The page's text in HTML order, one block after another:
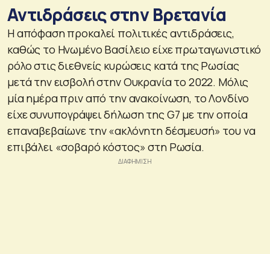
Αντιδράσεις στην Βρετανία
Η απόφαση προκαλεί πολιτικές αντιδράσεις,
καθώς το Ηνωμένο Βασίλειο είχε πρωταγωνιστικό
ρόλο στις διεθνείς κυρώσεις κατά της Ρωσίας
μετά την εισβολή στην Ουκρανία το 2022. Μόλις
μία ημέρα πριν από την ανακοίνωση, το Λονδίνο
είχε συνυπογράψει δήλωση της G7 με την οποία
επαναβεβαίωνε την «ακλόνητη δέσμευσή» του να
επιβάλει «σοβαρό κόστος» στη Ρωσία.